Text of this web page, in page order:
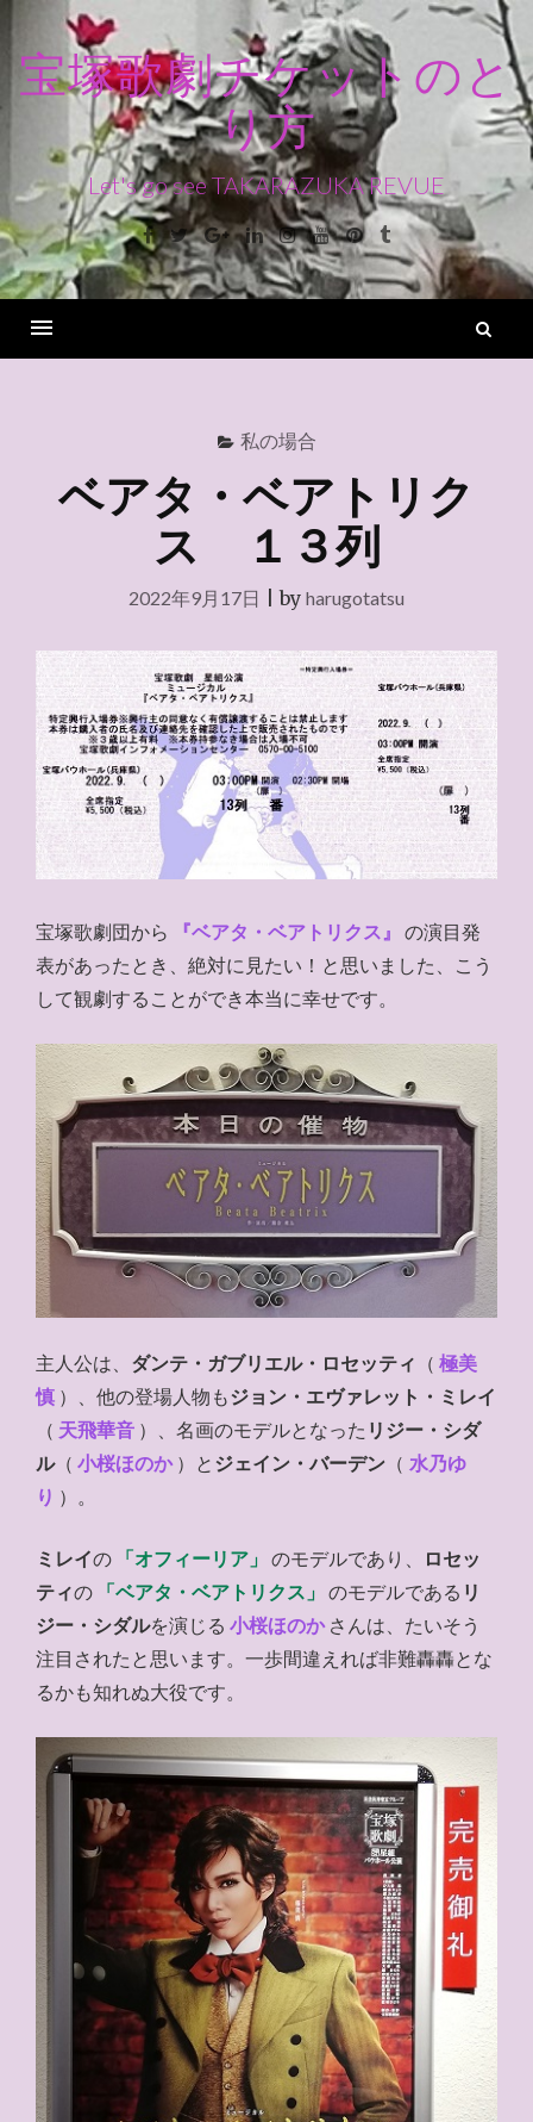
ン
ス
キ
ッ
宝塚歌劇チケットのと
り方
Let's go see TAKARAZUKA REVUE
Facebook
TwitterGoogle+LinkedinInstagram
YoutubePinterest
Tumblr
私の場合
ベアタ・ベアトリク
ス １３列
2022年9月17日 |by harugotatsu
宝塚歌劇団から 『ベアタ・ベアトリクス』
の演目発
表があったとき、絶対に見たい！と思いました、こう
して観劇することができ本当に幸せです。
主人公は、 ダンテ・ガブリエル・ロセッティ （ 極美
慎 ）、他の登場人物もジョン・エヴァレット・ミレイ
（ 天飛華音 ）、名画のモデルとなった リジー・シダ
ル（ 小桜ほのか ）と ジェイン・バーデン （ 水乃ゆ
り ）。
ミレイの 「オフィーリア」 のモデルであり、
ロセッ
ティの 「ベアタ・ベアトリクス」 のモデルである リ
ジー・シダルを演じる 小桜ほのか さんは、たいそう
注目されたと思います。一歩間違えれば非難轟轟とな
るかも知れぬ大役です。